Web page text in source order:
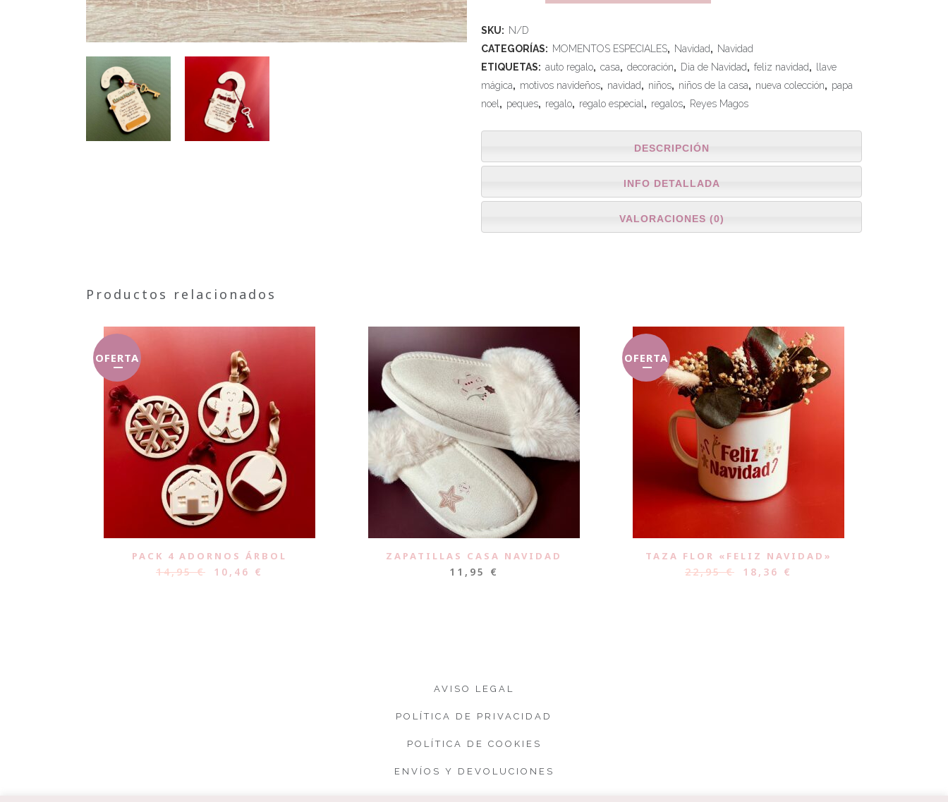
SKU: N/D
CATEGORÍAS: MOMENTOS ESPECIALES, Navidad, Navidad
ETIQUETAS: auto regalo, casa, decoración, Dia de Navidad, feliz navidad,
llave
mágica, motivos navideños, navidad, niños, niños de la casa, nueva colección, papa
noel , peques, regalo, regalo especial , regalos, Reyes Magos
DESCRIPCIÓN
INFO DETALLADA
VALORACIONES (0)
Productos relacionados
OFERTA
PACK 4 ADORNOS ÁRBOL
14,95€ 10,46 €
ZAPATILLAS CASA NAVIDAD
11,95 €
OFERTA
TAZA FLOR «FELIZ NAVIDAD»
22,95€ 18,36 €
AVISO LEGAL
POLÍTICA DE PRIVACIDAD
POLÍTICA DE COOKIES
ENVÍOS Y DEVOLUCIONES